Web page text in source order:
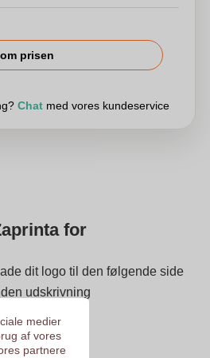
prisen
Chatmed vores kundeservice
for
dit logo til den følgende side
udskrivning
medier
af vores
partnere